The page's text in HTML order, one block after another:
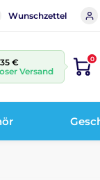
Wunschzettel
€
Versand
0